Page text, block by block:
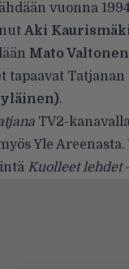
vuonna
Aki
Mato Valtonen
tapaavat Tatjanan
.
TV2-
Yle
Kuolleet lehdet-